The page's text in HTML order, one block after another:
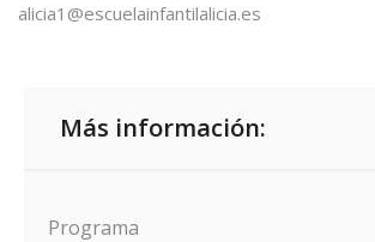
alicia1@escuelainfantilalicia.es
Más información:
Programa